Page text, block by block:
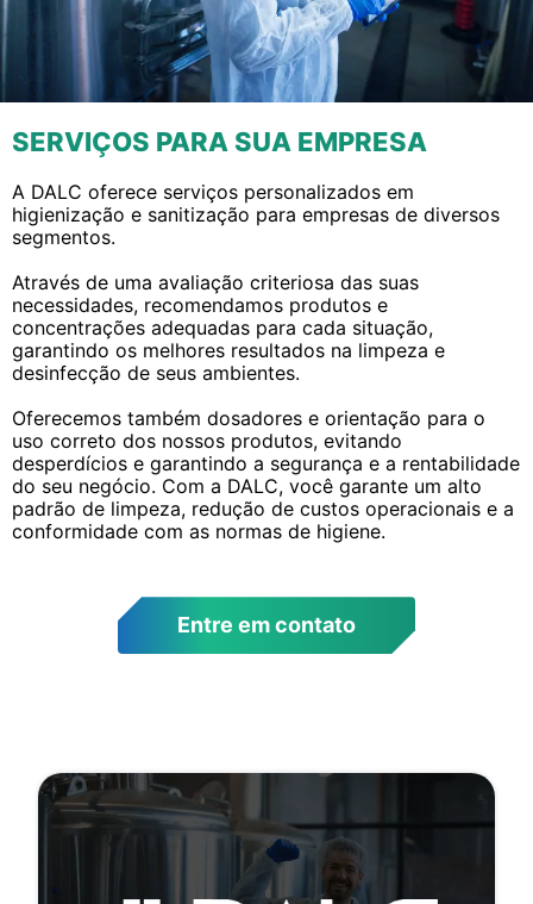
SERVIÇOS PARA SUA EMPRESA
A DALC oferece serviços personalizados em
higienização e sanitização para empresas de diversos
segmentos.
Através de uma avaliação criteriosa das suas
necessidades, recomendamos produtos e
concentrações adequadas para cada situação,
garantindo os melhores resultados na limpeza e
desinfecção de seus ambientes.
Oferecemos também dosadores e orientação para o
uso correto dos nossos produtos, evitando
desperdícios e garantindo a segurança e a rentabilidade
do seu negócio. Com a DALC, você garante um alto
padrão de limpeza, redução de custos operacionais e a
conformidade com as normas de higiene.
Entre em contato